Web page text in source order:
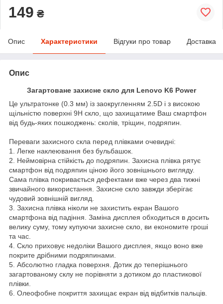
149 ₴
Опис Характеристики Відгуки про товар Доставка
Опис
Загартоване захисне скло для Lenovo K6 Power
Це ультратонке (0.3 мм) із заокругленням 2.5D і з високою
щільністю поверхні 9Н скло, що захищатиме Ваш смартфон
від будь-яких пошкоджень: сколів, тріщин, подряпин.
Переваги захисного скла перед плівками очевидні:
1. Легке наклеювання без бульбашок.
2. Неймовірна стійкість до подряпин. Захисна плівка рятує
смартфон від подряпин ціною його зовнішнього вигляду.
Сама плівка покривається дефектами вже через два тижні
звичайного використання. Захисне скло завжди зберігає
чудовий зовнішній вигляд.
3. Захисна плівка ніколи не захистить екран Вашого
смартфона від падіння. Заміна дисплея обходиться в досить
велику суму, тому купуючи захисне скло, ви економите гроші
та час.
4. Скло приховує недоліки Вашого дисплея, якщо воно вже
покрите дрібними подряпинами.
5. Абсолютно гладка поверхня. Дотик до теперішнього
загартованому склу не порівняти з дотиком до пластикової
плівки.
6. Олеофобне покриття захищає екран від відбитків пальців.